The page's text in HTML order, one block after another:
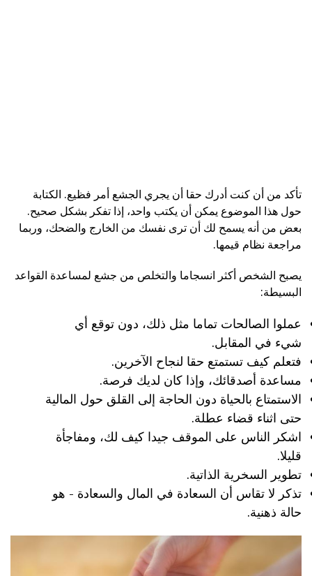
تأكد من أن كنت أدرك حقا أن يجري الجشع أمر فظيع. الكتابة
حول هذا الموضوع يمكن أن يكتب واحد، إذا تفكر بشكل صحيح.
بعض من أنه يسمح لك أن ترى نفسك من الخارج والضحك، وربما
مراجعة نظام قيمها.
يصبح الشخص أكثر انسجاما والتخلص من جشع لمساعدة القواعد
البسيطة:
عملوا الصالحات تماما مثل ذلك، دون توقع أي
شيء في المقابل.
فتعلم كيف تستمتع حقا لنجاح الآخرين.
مساعدة أصدقائك، وإذا كان لديك فرصة.
الاستمتاع بالحياة دون الحاجة إلى القلق حول المالية
حتى اثناء قضاء عطلة.
اشكر الناس على الموقف جيدا كيف لك، ومفاجأة
قليلا.
تطوير السخرية الذاتية.
تذكر لا تقاس أن السعادة في المال والسعادة - هو
حالة ذهنية.